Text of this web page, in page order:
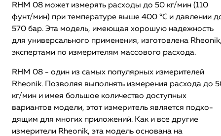
RHM 08 может измерять расходы до 50 кг/мин (110
фунт/мин) при температуре выше 400 °C и давлении
570 бар. Эта модель, имеющая хорошую надежность
для универсального применения, изготовлена
экспертами по измерителям массового расхода.
RHM 08 - один из самых популярных измерителей
Rheonik. Позволяя выполнять измерения расхода до
кг/мин и имея большое количество доступных
вариантов модели, этот измеритель является подхо-
дящим для многих приложений. Как и все другие
измерители Rheonik, эта модель основана на